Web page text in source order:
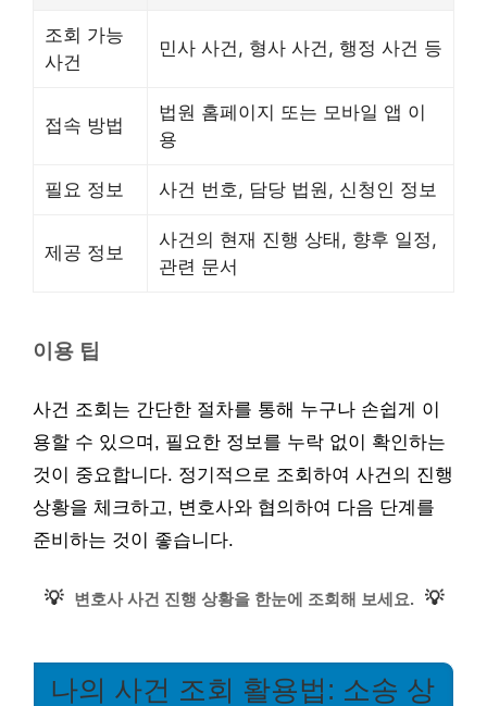
조회 가능
사건
민사 사건, 형사 사건, 행정 사건 등
접속 방법
법원 홈페이지 또는 모바일 앱 이
용
필요 정보 사건 번호, 담당 법원, 신청인 정보
제공 정보
사건의 현재 진행 상태, 향후 일정,
관련 문서
이용 팁
사건 조회는 간단한 절차를 통해 누구나 손쉽게 이
용할 수 있으며, 필요한 정보를 누락 없이 확인하는
것이 중요합니다. 정기적으로 조회하여 사건의 진행
상황을 체크하고, 변호사와 협의하여 다음 단계를
준비하는 것이 좋습니다.
💡 변호사 사건 진행 상황을 한눈에 조회해 보세요. 💡
나의 사건 조회 활용법: 소송 상